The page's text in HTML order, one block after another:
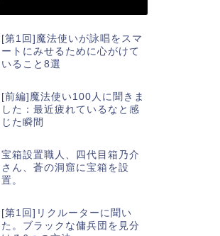
[第1回]魔法使いが詠唱をスマ
ートにみせるために心がけて
いること8選
[前編]魔法使い100人に聞きま
した：最近疲れているなと感
じた瞬間
宝箱設置職人、四代目箱乃介
さん、蒼の洞窟に宝箱を設
置。
[第1回]リクルーターに聞い
た。ブラックな傭兵団を見分